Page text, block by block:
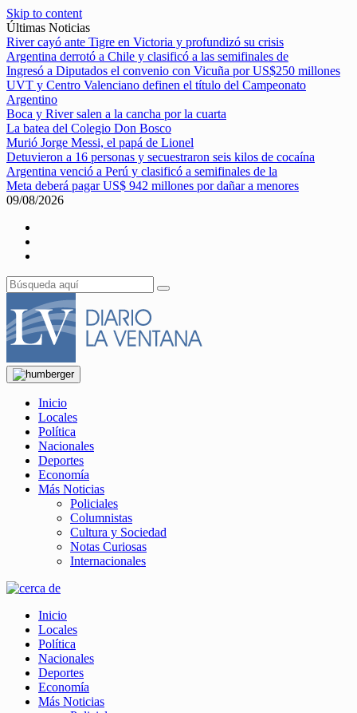
Skip to content
Últimas Noticias
River cayó ante Tigre en Victoria y profundizó su crisis
Argentina derrotó a Chile y clasificó a las semifinales de
Ingresó a Diputados el convenio con Vicuña por US$250 millones
UVT y Centro Valenciano definen el título del Campeonato
Argentino
Boca y River salen a la cancha por la cuarta
La batea del Colegio Don Bosco
Murió Jorge Messi, el papá de Lionel
Detuvieron a 16 personas y secuestraron seis kilos de cocaína
Argentina venció a Perú y clasificó a semifinales de la
Meta deberá pagar US$ 942 millones por dañar a menores
09/08/2026
Inicio
Locales
Política
Nacionales
Deportes
Economía
Más Noticias
Policiales
Columnistas
Cultura y Sociedad
Notas Curiosas
Internacionales
Inicio
Locales
Política
Nacionales
Deportes
Economía
Más Noticias